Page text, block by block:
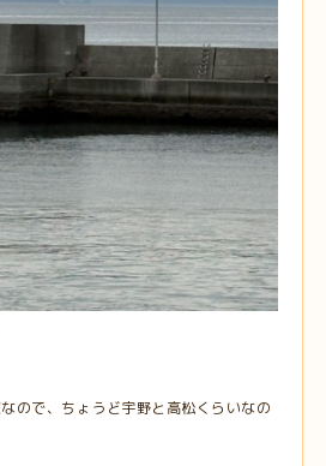
ので、ちょうど宇野と高松くらいなの